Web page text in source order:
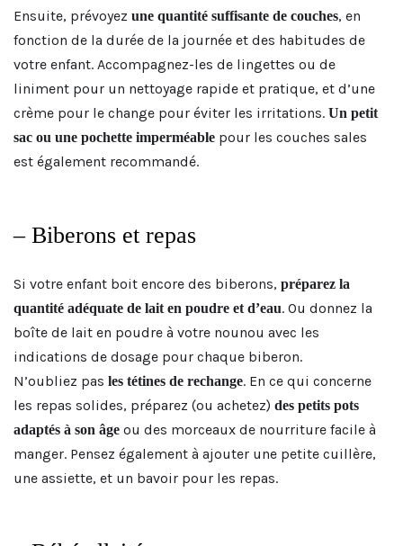
Ensuite, prévoyez une quantité suffisante de couches, en
fonction de la durée de la journée et des habitudes de
votre enfant. Accompagnez-les de lingettes ou de
liniment pour un nettoyage rapide et pratique, et d’une
crème pour le change pour éviter les irritations. Un petit
sac ou une pochette imperméable pour les couches sales
est également recommandé.
– Biberons et repas
Si votre enfant boit encore des biberons, préparez la
quantité adéquate de lait en poudre et d’eau. Ou donnez la
boîte de lait en poudre à votre nounou avec les
indications de dosage pour chaque biberon.
N’oubliez pas les tétines de rechange. En ce qui concerne
les repas solides, préparez (ou achetez) des petits pots
adaptés à son âge ou des morceaux de nourriture facile à
manger. Pensez également à ajouter une petite cuillère,
une assiette, et un bavoir pour les repas.